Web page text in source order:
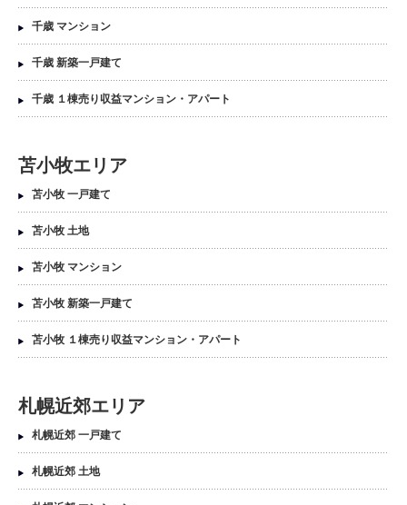
千歳 マンション
千歳 新築一戸建て
千歳 １棟売り収益マンション・アパート
苫小牧エリア
苫小牧 一戸建て
苫小牧 土地
苫小牧 マンション
苫小牧 新築一戸建て
苫小牧 １棟売り収益マンション・アパート
札幌近郊エリア
札幌近郊 一戸建て
札幌近郊 土地